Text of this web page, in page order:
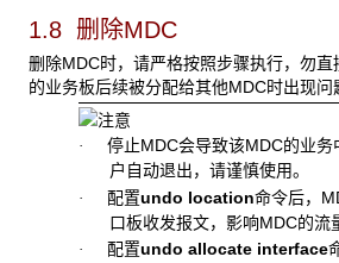
1.8 删除MDC
删除MDC时，请严格按照步骤执行，勿
的业务板后续被分配给其他MDC时出现问
· 停止MDC会导致该MDC的业务
户自动退出，请谨慎使用。
· 配置undo location命令后，
口板收发报文，影响MDC的流
· 配置undo allocate interface